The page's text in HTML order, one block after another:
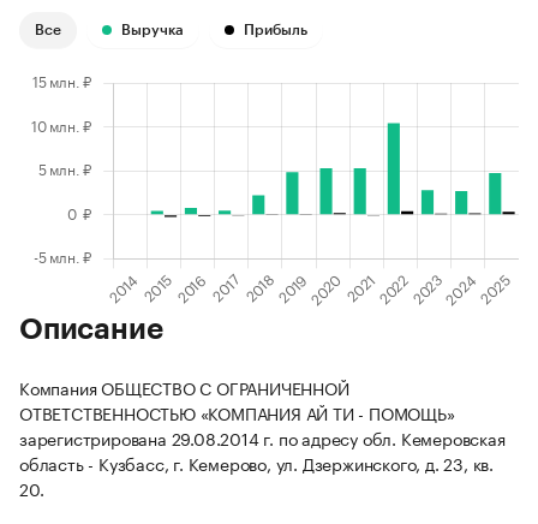
Все Выручка Прибыль
Описание
Компания ОБЩЕСТВО С ОГРАНИЧЕННОЙ
ОТВЕТСТВЕННОСТЬЮ «КОМПАНИЯ АЙ ТИ - ПОМОЩЬ»
зарегистрирована 29.08.2014 г. по адресу обл. Кемеровская
область - Кузбасс, г. Кемерово, ул. Дзержинского, д. 23, кв.
20.